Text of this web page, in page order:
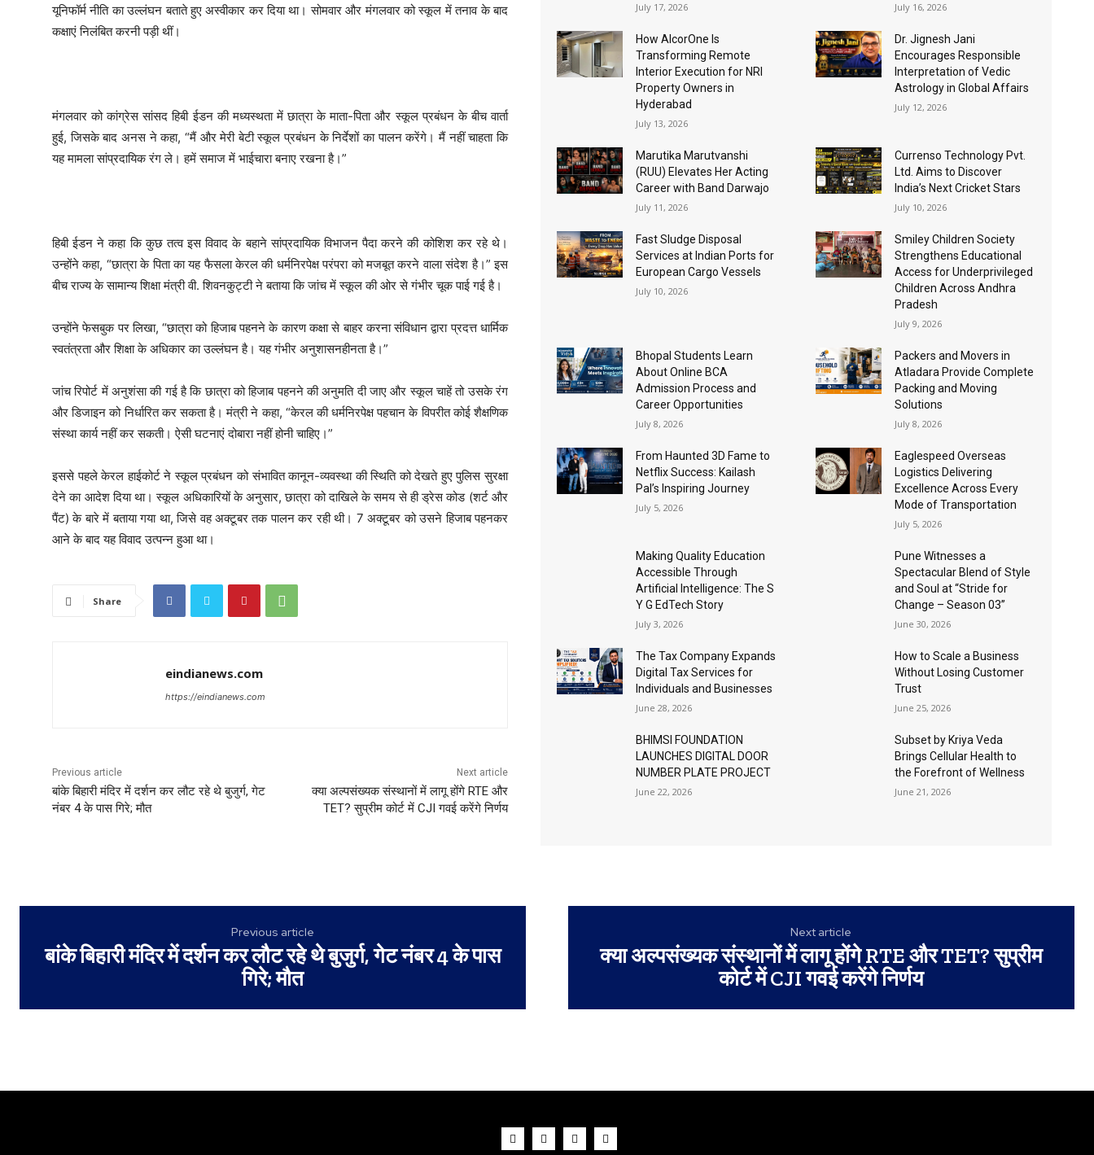
यूनिफॉर्म नीति का उल्लंघन बताते हुए अस्वीकार कर दिया था। सोमवार और मंगलवार को स्कूल में तनाव के बाद
कक्षाएं निलंबित करनी पड़ी थीं।
मंगलवार को कांग्रेस सांसद हिबी ईडन की मध्यस्थता में छात्रा के माता-पिता और स्कूल प्रबंधन के बीच वार्ता
हुई, जिसके बाद अनस ने कहा, “मैं और मेरी बेटी स्कूल प्रबंधन के निर्देशों का पालन करेंगे। मैं नहीं चाहता कि
यह मामला सांप्रदायिक रंग ले। हमें समाज में भाईचारा बनाए रखना है।”
हिबी ईडन ने कहा कि कुछ तत्व इस विवाद के बहाने सांप्रदायिक विभाजन पैदा करने की कोशिश कर रहे थे।
उन्होंने कहा, “छात्रा के पिता का यह फैसला केरल की धर्मनिरपेक्ष परंपरा को मजबूत करने वाला संदेश है।” इस
बीच राज्य के सामान्य शिक्षा मंत्री वी. शिवनकुट्टी ने बताया कि जांच में स्कूल की ओर से गंभीर चूक पाई गई है।
उन्होंने फेसबुक पर लिखा, “छात्रा को हिजाब पहनने के कारण कक्षा से बाहर करना संविधान द्वारा प्रदत्त धार्मिक
स्वतंत्रता और शिक्षा के अधिकार का उल्लंघन है। यह गंभीर अनुशासनहीनता है।”
जांच रिपोर्ट में अनुशंसा की गई है कि छात्रा को हिजाब पहनने की अनुमति दी जाए और स्कूल चाहें तो उसके रंग
और डिजाइन को निर्धारित कर सकता है। मंत्री ने कहा, “केरल की धर्मनिरपेक्ष पहचान के विपरीत कोई शैक्षणिक
संस्था कार्य नहीं कर सकती। ऐसी घटनाएं दोबारा नहीं होनी चाहिए।”
इससे पहले केरल हाईकोर्ट ने स्कूल प्रबंधन को संभावित कानून-व्यवस्था की स्थिति को देखते हुए पुलिस सुरक्षा
देने का आदेश दिया था। स्कूल अधिकारियों के अनुसार, छात्रा को दाखिले के समय से ही ड्रेस कोड (शर्ट और
पैंट) के बारे में बताया गया था, जिसे वह अक्टूबर तक पालन कर रही थी। 7 अक्टूबर को उसने हिजाब पहनकर
आने के बाद यह विवाद उत्पन्न हुआ था।
Share
eindianews.com
https://eindianews.com
Previous article
बांके बिहारी मंदिर में दर्शन कर लौट रहे थे बुजुर्ग, गेट
नंबर 4 के पास गिरे; मौत
Next article
क्या अल्पसंख्यक संस्थानों में लागू होंगे RTE और
TET? सुप्रीम कोर्ट में CJI गवई करेंगे निर्णय
July 17, 2026 July 16, 2026
How AlcorOne Is
Transforming Remote
Interior Execution for NRI
Property Owners in
Hyderabad
July 13, 2026
Dr. Jignesh Jani
Encourages Responsible
Interpretation of Vedic
Astrology in Global Affairs
July 12, 2026
Marutika Marutvanshi
(RUU) Elevates Her Acting
Career with Band Darwajo
July 11, 2026
Currenso Technology Pvt.
Ltd. Aims to Discover
India’s Next Cricket Stars
July 10, 2026
Fast Sludge Disposal
Services at Indian Ports for
European Cargo Vessels
July 10, 2026
Smiley Children Society
Strengthens Educational
Access for Underprivileged
Children Across Andhra
Pradesh
July 9, 2026
Bhopal Students Learn
About Online BCA
Admission Process and
Career Opportunities
July 8, 2026
Packers and Movers in
Atladara Provide Complete
Packing and Moving
Solutions
July 8, 2026
From Haunted 3D Fame to
Netflix Success: Kailash
Pal’s Inspiring Journey
July 5, 2026
Eaglespeed Overseas
Logistics Delivering
Excellence Across Every
Mode of Transportation
July 5, 2026
Making Quality Education
Accessible Through
Artificial Intelligence: The S
Y G EdTech Story
July 3, 2026
Pune Witnesses a
Spectacular Blend of Style
and Soul at “Stride for
Change – Season 03”
June 30, 2026
The Tax Company Expands
Digital Tax Services for
Individuals and Businesses
June 28, 2026
How to Scale a Business
Without Losing Customer
Trust
June 25, 2026
BHIMSI FOUNDATION
LAUNCHES DIGITAL DOOR
NUMBER PLATE PROJECT
June 22, 2026
Subset by Kriya Veda
Brings Cellular Health to
the Forefront of Wellness
June 21, 2026
Previous article
बांके बिहारी मंदिर में दर्शन कर लौट रहे थे बुजुर्ग, गेट नंबर 4 के पास
गिरे; मौत
Next article
क्या अल्पसंख्यक संस्थानों में लागू होंगे RTE और TET? सुप्रीम
कोर्ट में CJI गवई करेंगे निर्णय